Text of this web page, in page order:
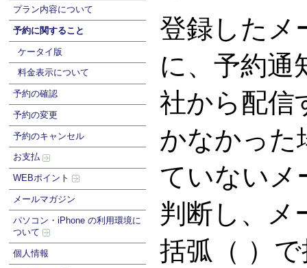
プラン内容について
予約に関すること
ケータイ版
料金表示について
予約の確認
予約の変更
予約のキャンセル
お支払
WEBポイント
メールマガジン
パソコン・iPhone の利用環境に
ついて
個人情報
登録したメ
に、予約通
社から配信
かなかった
ていないメ
判断し、メ
括弧（ ）